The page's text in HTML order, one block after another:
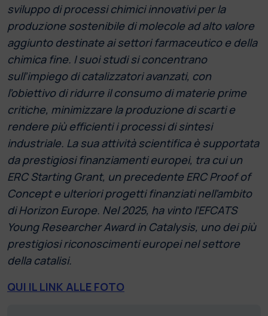
sviluppo di processi chimici innovativi per la
produzione sostenibile di molecole ad alto valore
aggiunto destinate ai settori farmaceutico e della
chimica fine. I suoi studi si concentrano
sull’impiego di catalizzatori avanzati, con
l’obiettivo di ridurre il consumo di materie prime
critiche, minimizzare la produzione di scarti e
rendere più efficienti i processi di sintesi
industriale. La sua attività scientifica è supportata
da prestigiosi finanziamenti europei, tra cui un
ERC Starting Grant, un precedente ERC Proof of
Concept e ulteriori progetti finanziati nell’ambito
di Horizon Europe. Nel 2025, ha vinto l’EFCATS
Young Researcher Award in Catalysis, uno dei più
prestigiosi riconoscimenti europei nel settore
della catalisi.
QUI IL LINK ALLE FOTO